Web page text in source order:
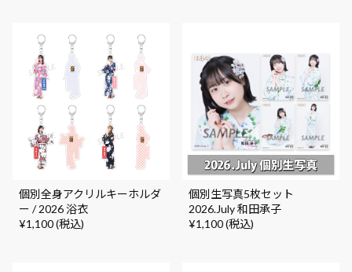
個別全身アクリルキーホルダ
ー / 2026 浴衣
¥1,100 (税込)
個別生写真5枚セット
2026.July 和田承子
¥1,100 (税込)